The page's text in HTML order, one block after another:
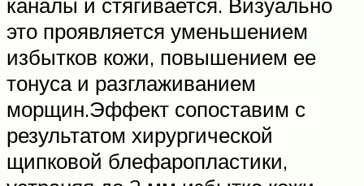
это проявляется уменьшением
избытков кожи, повышением ее
тонуса и разглаживанием
морщин.Эффект сопоставим с
результатом хирургической
щипковой блефаропластики,